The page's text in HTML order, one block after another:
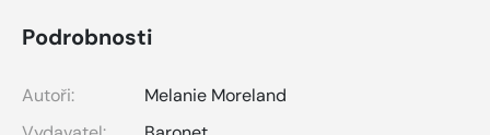
Podrobnosti
Autoři:
Melanie Moreland